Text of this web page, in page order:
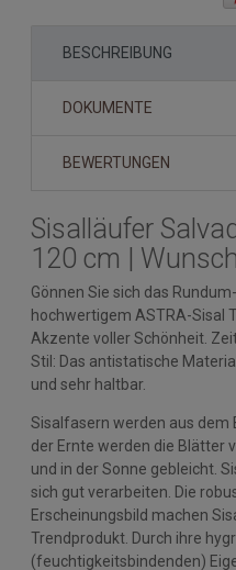
BESCHREIBUNG
DOKUMENTE
BEWERTUNGEN
Sisalläufer
120 cm |
Gönnen Sie sich das
hochwertigem ASTRA-Sisal
Akzente voller Schönheit.
Stil: Das antistatische
und sehr haltbar.
Sisalfasern werden aus dem
der Ernte werden die Blätter
und in der Sonne gebleicht.
sich gut verarbeiten. Die
Erscheinungsbild machen
Trendprodukt. Durch ihre
(feuchtigkeitsbindenden)